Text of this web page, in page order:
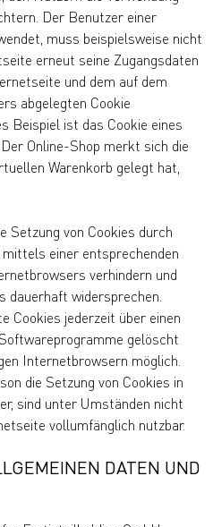
Der Benutzer einer
muss beispielsweise nicht
erneut seine Zugangsdaten
und dem auf dem
abgelegten Cookie
Beispiel ist das Cookie eines
Online-Shop merkt sich die
Warenkorb gelegt hat,
Setzung von Cookies durch
einer entsprechenden
verhindern und
dauerhaft widersprechen.
Cookies jederzeit über einen
gelöscht
Internetbrowsern möglich.
die Setzung von Cookies in
sind unter Umständen nicht
vollumfänglich nutzbar.
DATEN UND